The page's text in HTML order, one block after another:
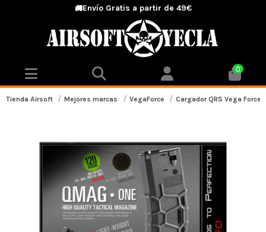
🚚Envío Gratis a partir de 49€
0
Tienda Airsoft Mejores marcas VegaForce Cargador QRS Vega Force